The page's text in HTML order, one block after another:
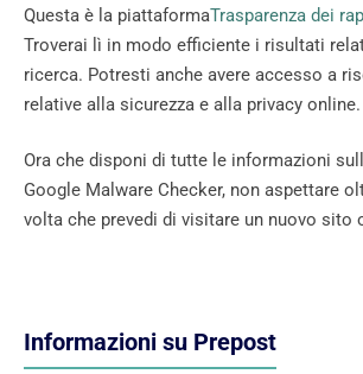
Questa è la piattaformaTrasparenza dei
Troverai lì in modo efficiente i risultati
ricerca. Potresti anche avere accesso a
relative alla sicurezza e alla privacy online.
Ora che disponi di tutte le informazioni
Google Malware Checker, non aspettare
volta che prevedi di visitare un nuovo sito
Informazioni su Prepost